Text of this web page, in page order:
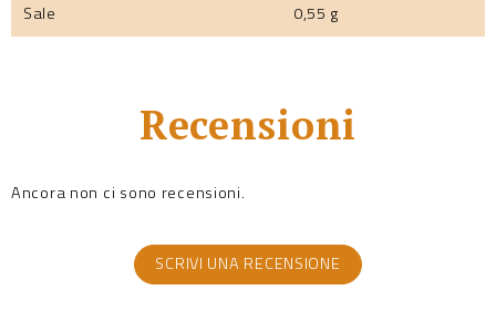
Sale
0,55 g
Recensioni
Ancora non ci sono recensioni.
SCRIVI UNA RECENSIONE